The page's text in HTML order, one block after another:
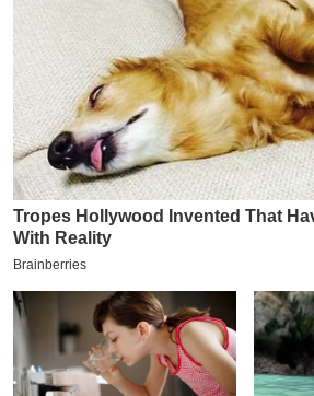
ट
P
L
2
0
2
6
क्रा
इ
म
ई
-